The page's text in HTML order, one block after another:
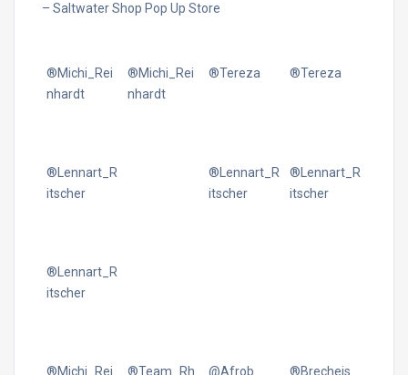
– Saltwater Shop Pop Up Store
®Michi_Rei
nhardt
®Michi_Rei
nhardt
®Tereza ®Tereza
®Lennart_R
itscher
®Lennart_R
itscher
®Lennart_R
itscher
®Lennart_R
itscher
®Michi_Rei ®Team_Rh @Afrob ®Brecheis